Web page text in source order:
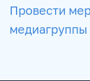
Провести
медиагруппы